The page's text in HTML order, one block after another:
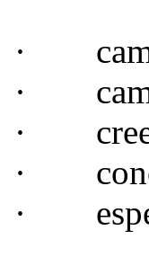
·
·
·
·
·